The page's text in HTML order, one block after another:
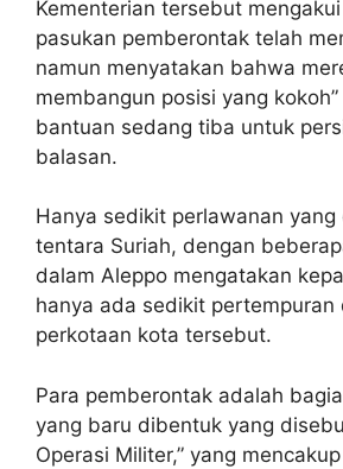
Kementerian tersebut
pasukan pemberontak telah
namun menyatakan bahwa
membangun posisi yang
bantuan sedang tiba untuk
balasan.
Hanya sedikit perlawanan yang
tentara Suriah, dengan
dalam Aleppo mengatakan
hanya ada sedikit pertempuran
perkotaan kota tersebut.
Para pemberontak adalah
yang baru dibentuk yang
Operasi Militer,” yang